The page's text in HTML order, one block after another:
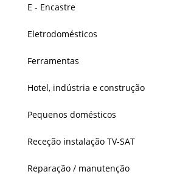
E - Encastre
Eletrodomésticos
Ferramentas
Hotel, indústria e construção
Pequenos domésticos
Receção instalação TV-SAT
Reparação / manutenção